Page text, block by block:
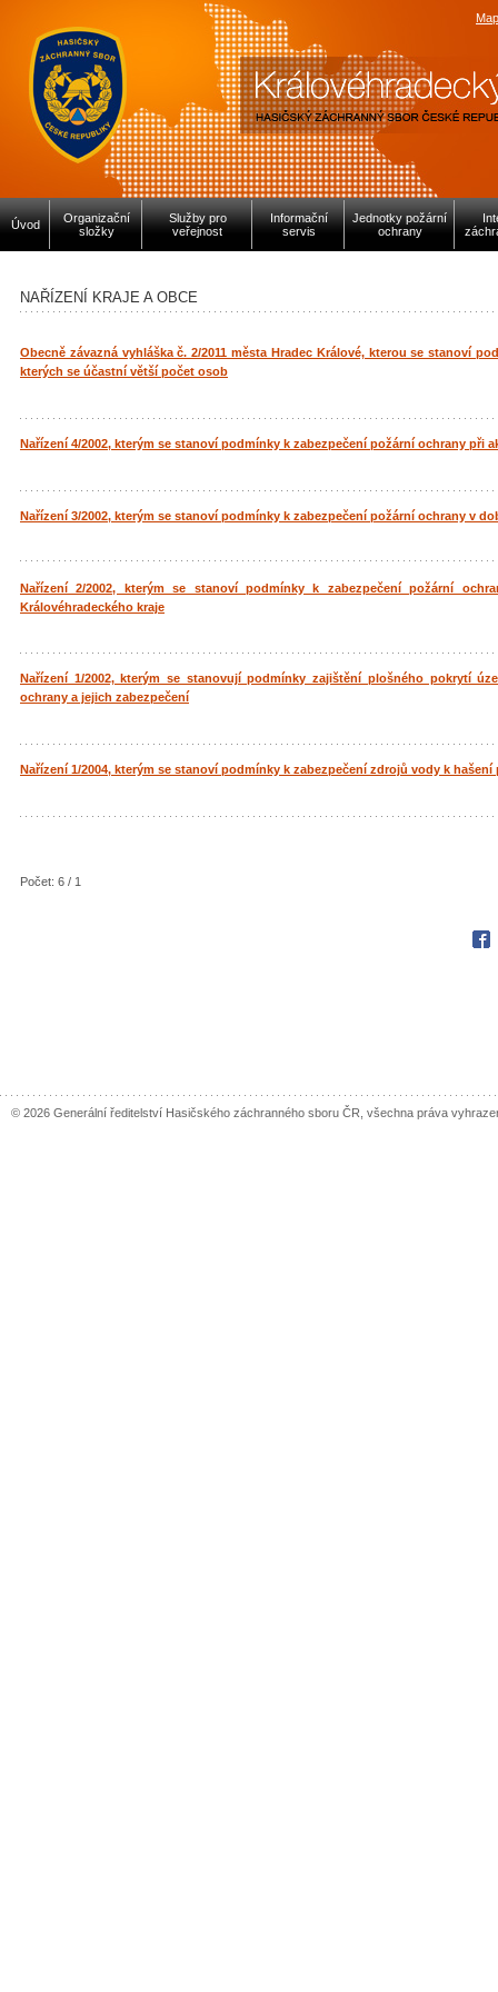
Úvod
Organizační
složky
Služby pro
veřejnost
Informační
servis
Jednotky požární
ochrany
NAŘÍZENÍ KRAJE A OBCE
Obecně závazná vyhláška č. 2/2011 města Hradec Králové, kterou se stanoví
kterých se účastní větší počet osob
Nařízení 4/2002, kterým se stanoví podmínky k zabezpečení požární ochrany při
Nařízení 3/2002, kterým se stanoví podmínky k zabezpečení požární ochrany v
Nařízení 2/2002, kterým se stanoví podmínky k zabezpečení požární
Královéhradeckého kraje
Nařízení 1/2002, kterým se stanovují podmínky zajištění plošného pokrytí
ochrany a jejich zabezpečení
Nařízení 1/2004, kterým se stanoví podmínky k zabezpečení zdrojů vody k hašení
Počet: 6 / 1
© 2026 Generální ředitelství Hasičského záchranného sboru ČR, všechna práva